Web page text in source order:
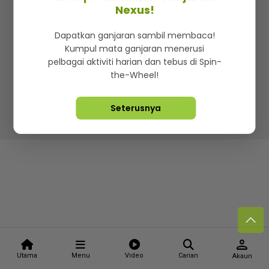
Utama Menu Video Carian
person
Akaun
Iklan di SMG360
Terma & Syarat Dasar Privasi
Lebih hot, viral dan sensasi
Hakcipta Terpelihara ©2026. Star Media Group Berhad
Nexus!
Dapatkan ganjaran sambil membaca!
Kumpul mata ganjaran menerusi
pelbagai aktiviti harian dan tebus di Spin-
the-Wheel!
Seterusnya